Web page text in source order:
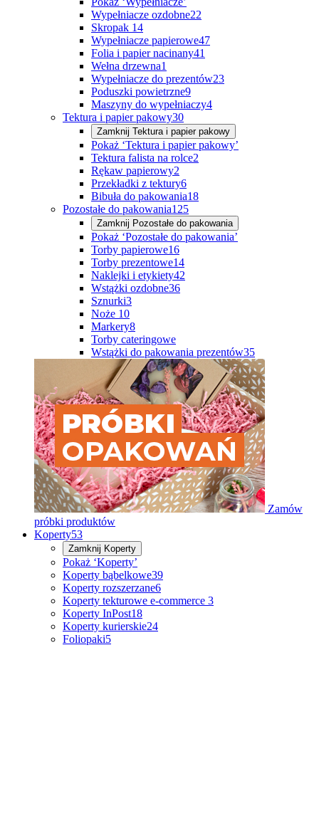
Wypełniacze ozdobne22
Skropak 14
Wypełniacze papierowe47
Folia i papier nacinany41
Wełna drzewna1
Wypełniacze do prezentów23
Poduszki powietrzne9
Maszyny do wypełniaczy4
Tektura i papier pakowy30
Zamknij Tektura i papier pakowy
Pokaż ‘Tektura i papier pakowy’
Tektura falista na rolce2
Rękaw papierowy2
Przekładki z tektury6
Bibuła do pakowania18
Pozostałe do pakowania125
Zamknij Pozostałe do pakowania
Pokaż ‘Pozostałe do pakowania’
Torby papierowe16
Torby prezentowe14
Naklejki i etykiety42
Wstążki ozdobne36
Sznurki3
Noże 10
Markery8
Torby cateringowe
Wstążki do pakowania prezentów35
Zamów
próbki produktów
Koperty53
Zamknij Koperty
Pokaż ‘Koperty’
Koperty bąbelkowe39
Koperty rozszerzane6
Koperty tekturowe e-commerce 3
Koperty InPost18
Koperty kurierskie24
Foliopaki5